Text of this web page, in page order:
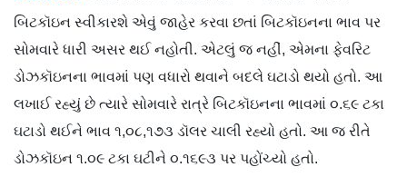
બિટકૉઇન સ્વીકારશે એવું જાહેર કરવા છતાં બિટકૉઇનના ભાવ પર
સોમવારે ધારી અસર થઈ નહોતી. એટલું જ નહીં, એમના ફેવરિટ
ડોઝકૉઇનના ભાવમાં પણ વધારો થવાને બદલે ઘટાડો થયો હતો. આ
લખાઈ રહ્યું છે ત્યારે સોમવારે રાત્રે બિટકૉઇનના ભાવમાં ૦.૬૯ ટકા
ઘટાડો થઈને ભાવ ૧,૦૮,૧૭૩ ડૉલર ચાલી રહ્યો હતો. આ જ રીતે
ડોઝકૉઇન ૧.૦૯ ટકા ઘટીને ૦.૧૬૯૩ પર પહોંચ્યો હતો.